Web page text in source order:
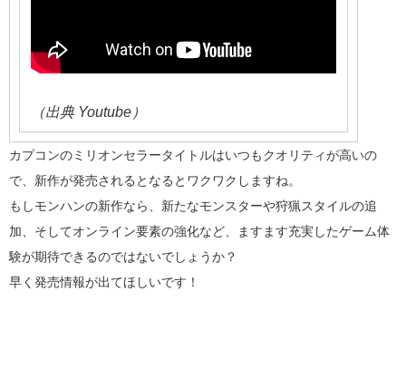
（出典 Youtube）
カプコンのミリオンセラータイトルはいつもクオリティが高いの
で、新作が発売されるとなるとワクワクしますね。
もしモンハンの新作なら、新たなモンスターや狩猟スタイルの追
加、そしてオンライン要素の強化など、ますます充実したゲーム体
験が期待できるのではないでしょうか？
早く発売情報が出てほしいです！